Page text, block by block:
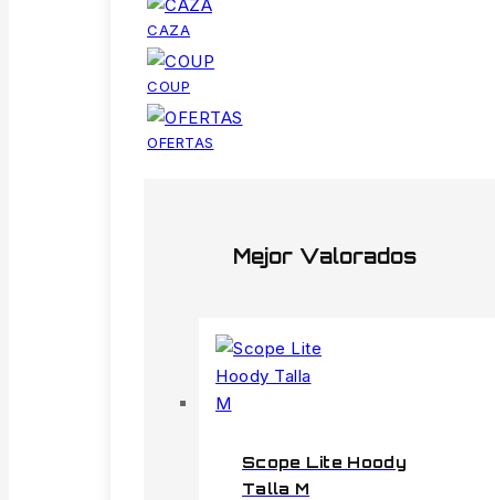
CAZA
COUP
OFERTAS
Mejor Valorados
Scope Lite Hoody
Talla M